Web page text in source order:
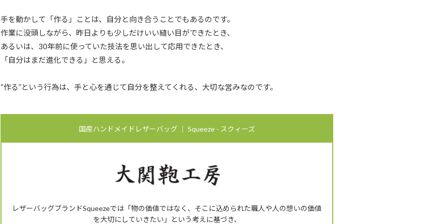
手を動かして「作る」ことは、自分と向き合うことでもあるのです。
作業に没頭しながら、昨日よりも少しだけいい縫い目ができたとき、
あるいは、30年前に使っていた技法を思い出して応用できたとき、
「自分はまだ進化できる」と思える。
“作る”という行為は、手と心を通じて自分を整えてくれる、大切な営みなのです。
国産ハンドメイドレザーバッグ ｜ Squeeze - スクィーズ
レザーバッグブランドSqueezeでは「物の価値ではなく、そこに込められた職人や人の想いの価値
を大切にしていきたい」という考えに基づき、